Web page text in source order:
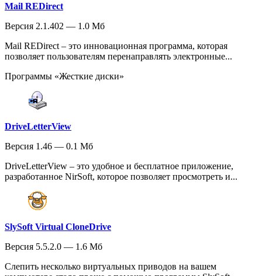
Mail REDirect
Версия 2.1.402 — 1.0 Мб
Mail REDirect – это инновационная программа, которая
позволяет пользователям перенаправлять электронные...
Программы «Жесткие диски»
DriveLetterView
Версия 1.46 — 0.1 Мб
DriveLetterView – это удобное и бесплатное приложение,
разработанное NirSoft, которое позволяет просмотреть и...
SlySoft Virtual CloneDrive
Версия 5.5.2.0 — 1.6 Мб
Слепить несколько виртуальных приводов на вашем